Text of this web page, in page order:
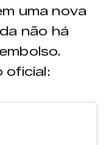
uma nova
não há
oficial: